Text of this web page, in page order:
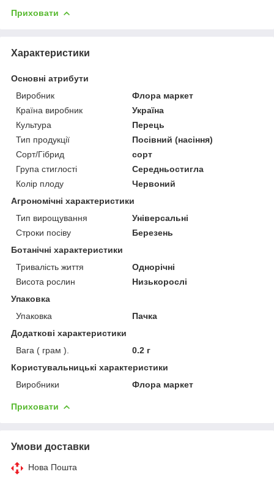
Приховати
Характеристики
Основні атрибути
Виробник
Флора маркет
Країна виробник
Україна
Культура
Перець
Тип продукції
Посівний (насіння)
Сорт/Гібрид
сорт
Група стиглості
Середньостигла
Колір плоду
Червоний
Агрономічні характеристики
Тип вирощування
Універсальні
Строки посіву
Березень
Ботанічні характеристики
Тривалість життя
Однорічні
Висота рослин
Низькорослі
Упаковка
Упаковка
Пачка
Додаткові характеристики
Вага ( грам ).
0.2 г
Користувальницькі характеристики
Виробники
Флора маркет
Приховати
Умови доставки
Нова Пошта